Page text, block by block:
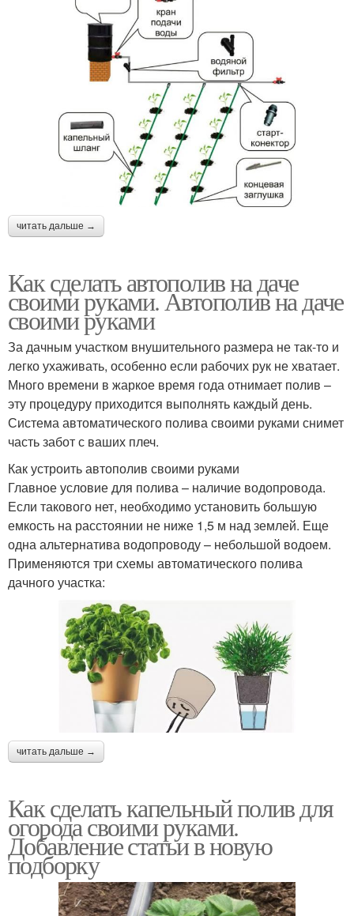
читать дальше →
Как сделать автополив на даче
своими руками. Автополив на даче
своими руками
За дачным участком внушительного размера не так-то и
легко ухаживать, особенно если рабочих рук не хватает.
Много времени в жаркое время года отнимает полив –
эту процедуру приходится выполнять каждый день.
Система автоматического полива своими руками снимет
часть забот с ваших плеч.
Как устроить автополив своими руками
Главное условие для полива – наличие водопровода.
Если такового нет, необходимо установить большую
емкость на расстоянии не ниже 1,5 м над землей. Еще
одна альтернатива водопроводу – небольшой водоем.
Применяются три схемы автоматического полива
дачного участка:
читать дальше →
Как сделать капельный полив для
огорода своими руками.
Добавление статьи в новую
подборку